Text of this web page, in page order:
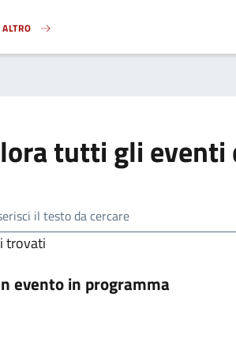
- CENA DELLE CONTRADE}
tutti gli
trovati
evento in programma